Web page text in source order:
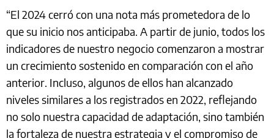
“El 2024 cerró con una nota más prometedora de lo
que su inicio nos anticipaba. A partir de junio, todos los
indicadores de nuestro negocio comenzaron a mostrar
un crecimiento sostenido en comparación con el año
anterior. Incluso, algunos de ellos han alcanzado
niveles similares a los registrados en 2022, reflejando
no solo nuestra capacidad de adaptación, sino también
la fortaleza de nuestra estrategia y el compromiso de